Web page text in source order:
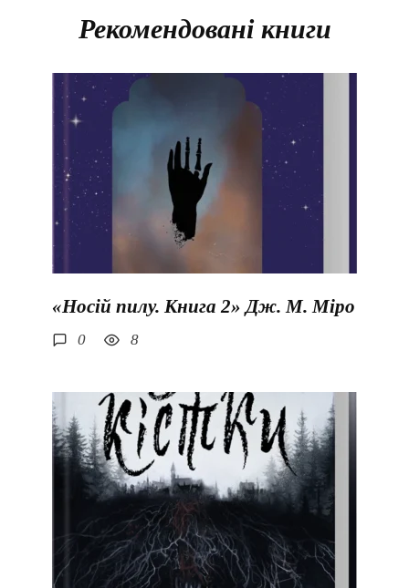
Рекомендовані книги
«Носій пилу. Книга 2» Дж. М. Міро
0 8